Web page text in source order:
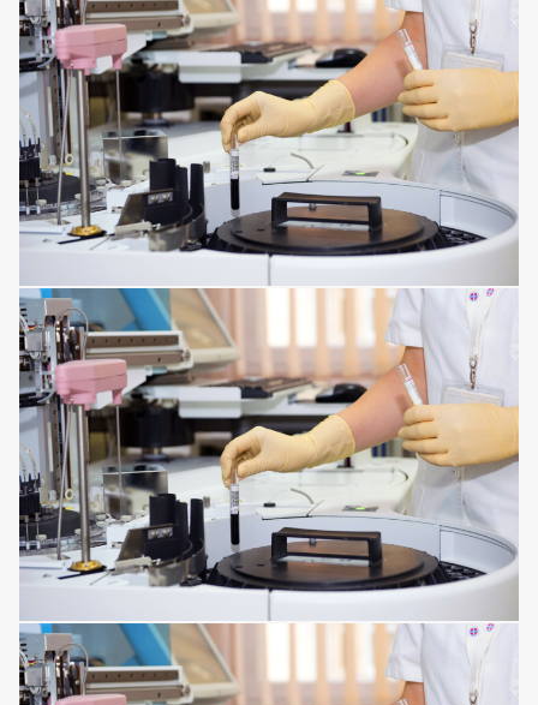
RESPIRATORY TRACT DISORDERS
MENTAL DISORDERS